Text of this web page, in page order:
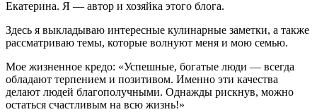
Екатерина. Я — автор и хозяйка этого блога.
Здесь я выкладываю интересные кулинарные заметки, а также
рассматриваю темы, которые волнуют меня и мою семью.
Мое жизненное кредо: «Успешные, богатые люди — всегда
обладают терпением и позитивом. Именно эти качества
делают людей благополучными. Однажды рискнув, можно
остаться счастливым на всю жизнь!»